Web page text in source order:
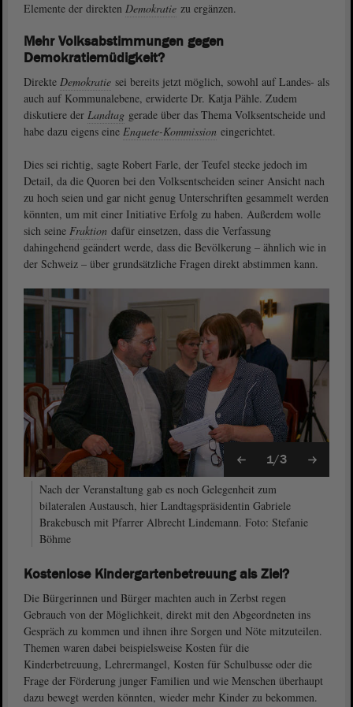
Elemente der direkten Demokratie zu ergänzen.
Mehr Volksabstimmungen gegen
Demokratiemüdigkeit?
Direkte Demokratie sei bereits jetzt möglich, sowohl auf Landes- als
auch auf Kommunalebene, erwiderte Dr. Katja Pähle. Zudem
diskutiere der Landtag gerade über das Thema Volksentscheide und
habe dazu eigens eine Enquete-Kommission eingerichtet.
Dies sei richtig, sagte Robert Farle, der Teufel stecke jedoch im
Detail, da die Quoren bei den Volksentscheiden seiner Ansicht nach
zu hoch seien und gar nicht genug Unterschriften gesammelt werden
könnten, um mit einer Initiative Erfolg zu haben. Außerdem wolle
sich seine Fraktion dafür einsetzen, dass die Verfassung
dahingehend geändert werde, dass die Bevölkerung – ähnlich wie in
der Schweiz – über grundsätzliche Fragen direkt abstimmen kann.
1/3
Nach der Veranstaltung gab es noch Gelegenheit zum
bilateralen Austausch, hier Landtagspräsidentin Gabriele
Brakebusch mit Pfarrer Albrecht Lindemann. Foto: Stefanie
Böhme
Kostenlose Kindergartenbetreuung als Ziel?
Die Bürgerinnen und Bürger machten auch in Zerbst regen
Gebrauch von der Möglichkeit, direkt mit den Abgeordneten ins
Gespräch zu kommen und ihnen ihre Sorgen und Nöte mitzuteilen.
Themen waren dabei beispielsweise Kosten für die
Kinderbetreuung, Lehrermangel, Kosten für Schulbusse oder die
Frage der Förderung junger Familien und wie Menschen überhaupt
dazu bewegt werden könnten, wieder mehr Kinder zu bekommen.